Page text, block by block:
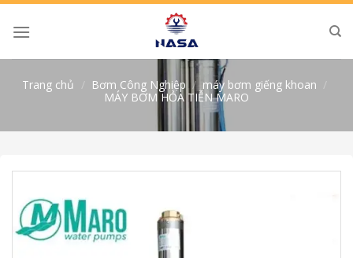
Skip
Trang chủ / Bơm Công Nghiệp / máy bơm giếng khoan /
MÁY BƠM HỎA TIỄN MARO